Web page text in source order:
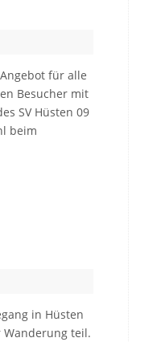
für alle
Besucher mit
SV Hüsten 09
beim
in Hüsten
Wanderung teil.